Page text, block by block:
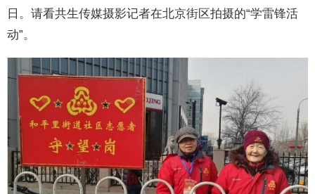
日。请看共生传媒摄影记者在北京街区拍摄的“学雷锋活
动”。